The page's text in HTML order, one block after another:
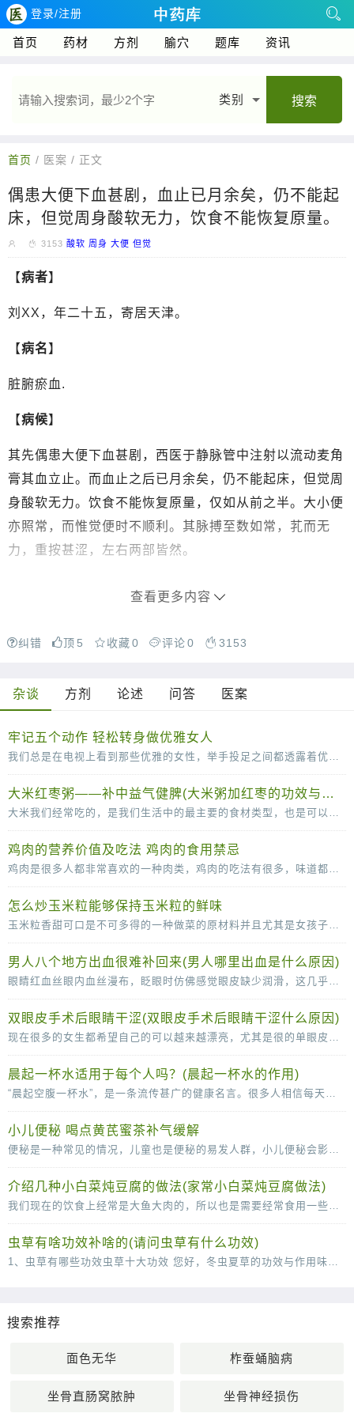
登录/注册
首页 药材 方剂 腧穴 题库 资讯
类别 搜索
首页 / 医案 / 正文
偶患大便下血甚剧，血止已月余矣，仍不能起
床，但觉周身酸软无力，饮食不能恢复原量。
3153 酸软 周身 大便 但觉
【病者】
刘XX，年二十五，寄居天津。
【病名】
脏腑瘀血.
【病候】
其先偶患大便下血甚剧，西医于静脉管中注射以流动麦角
膏其血立止。而血止之后已月余矣，仍不能起床，但觉周
身酸软无力。饮食不能恢复原量，仅如从前之半。大小便
亦照常，而惟觉便时不顺利。其脉搏至数如常，芤而无
力，重按甚涩，左右两部皆然。
查看更多内容
纠错 顶 5 收藏0 评论0 3153
杂谈 方剂 论述 问答 医案
牢记五个动作 轻松转身做优雅女人
我们总是在电视上看到那些优雅的女性，举手投足之间都透露着优雅。其实，漂亮的女人不单单是脸蛋长得漂亮，拥有一个完美的身材，更要有气质，而气质并不是一天两天就可以培养出来的，需
大米红枣粥——补中益气健脾(大米粥加红枣的功效与作用)
大米我们经常吃的，是我们生活中的最主要的食材类型，也是可以补充丰富的碳水化合物的重要的来源。大米和红枣搭配煮粥的话可以有滋补气血的作用，红枣可以补血，而且还可以补铁的哦
鸡肉的营养价值及吃法 鸡肉的食用禁忌
鸡肉是很多人都非常喜欢的一种肉类，鸡肉的吃法有很多，味道都很可口，鸡肉的脂肪含量比较低，常吃也没那么容易长胖，营养价值很高。鸡肉的营养价值及吃法多吃鸡肉，有助于抗冻防病，而且
怎么炒玉米粒能够保持玉米粒的鲜味
玉米粒香甜可口是不可多得的一种做菜的原材料并且尤其是女孩子是很喜欢吃玉米粒的因为玉米粒味道香甜，但是当我们自己尝试着去做玉米粒的时候就会发现其实很多时候我们做的玉
男人八个地方出血很难补回来(男人哪里出血是什么原因)
眼睛红血丝眼内血丝漫布，眨眼时仿佛感觉眼皮缺少润滑，这几乎可以确定眼睛已经感染了。这时应停止视物，敷上一条冷毛巾，稍事缓解，同时涂一些消炎眼膏。切记不能揉眼睛，因为手是脏的
双眼皮手术后眼睛干涩(双眼皮手术后眼睛干涩什么原因)
现在很多的女生都希望自己的可以越来越漂亮，尤其是很的单眼皮女生更是喜欢双眼皮，所以很多人都会选择通过做双眼皮手术的方法变成双眼皮。很多女生在做了双眼皮手术之后，会感觉
晨起一杯水适用于每个人吗？(晨起一杯水的作用)
“晨起空腹一杯水”，是一条流传甚广的健康名言。很多人相信每天的这杯水，可以清肠胃、排毒养颜、稀释血液，甚至还可以减少疾病的发生。那么，晨起一杯水适用于每个人吗？不是的。从
小儿便秘 喝点黄芪蜜茶补气缓解
便秘是一种常见的情况，儿童也是便秘的易发人群，小儿便秘会影响到身心的健康发育，所以小儿出现便秘的时候一定要及时的调理。下面中医就为父母们介绍几款辅助治疗便秘的食疗方，快
介绍几种小白菜炖豆腐的做法(家常小白菜炖豆腐做法)
我们现在的饮食上经常是大鱼大肉的，所以也是需要经常食用一些小清新的菜肴来很好的改善我们的肠胃的，说到这里，口味清淡的小白菜炖豆腐就是我们不得不说的一道菜了，这道菜虽然说
虫草有啥功效补啥的(请问虫草有什么功效)
1、虫草有哪些功效虫草十大功效 您好，冬虫夏草的功效与作用味甘，性平。能补肾壮阳，补肺平喘，止血化痰。用于肾虚阳痿，遗精，头昏耳鸣；肺虚或肺肾两虚，喘咳短气，或咳血；体虚自汗，畏风。1
搜索推荐
面色无华 柞蚕蛹脑病
坐骨直肠窝脓肿 坐骨神经损伤